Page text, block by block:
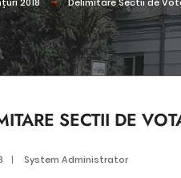
2018 Delimitare Sectii de
SECTII DE
| System Administrator